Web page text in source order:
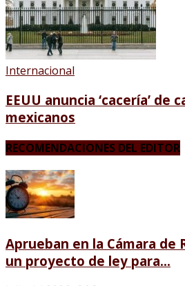
Internacional
EEUU anuncia ‘cacería’ de
mexicanos
RECOMENDACIONES DEL EDITOR
Aprueban en la Cámara de
un proyecto de ley para...